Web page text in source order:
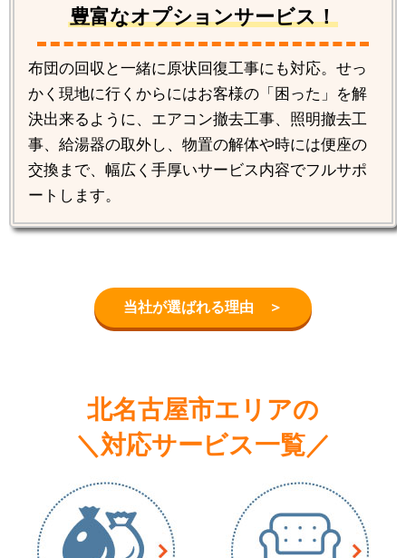
豊富なオプションサービス！
布団の回収と一緒に原状回復工事にも対応。せっ
かく現地に行くからにはお客様の「困った」を解
決出来るように、エアコン撤去工事、照明撤去工
事、給湯器の取外し、物置の解体や時には便座の
交換まで、幅広く手厚いサービス内容でフルサポ
ートします。
当社が選ばれる理由 ＞
北名古屋市エリアの
＼対応サービス一覧／